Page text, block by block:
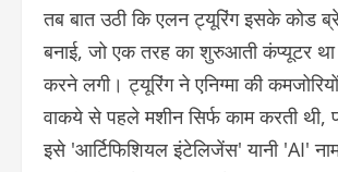
तब बात उठी कि एलन ट्यूरिंग इसके कोड
बनाई, जो एक तरह का शुरुआती कंप्यूटर
करने लगी। ट्यूरिंग ने एनिग्मा की
वाकये से पहले मशीन सिर्फ काम करती
इसे 'आर्टिफिशियल इंटेलिजेंस' यानी 'AI'